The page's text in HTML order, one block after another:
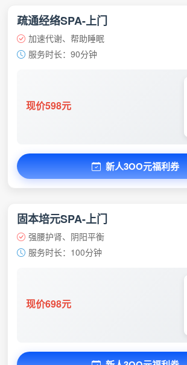
疏通经络SPA-上门
加速代谢、帮助睡眠
服务时长：90分钟
现价598元
新人3OO元福利券
固本培元SPA-上门
强腰护肾、阴阳平衡
服务时长：100分钟
现价698元